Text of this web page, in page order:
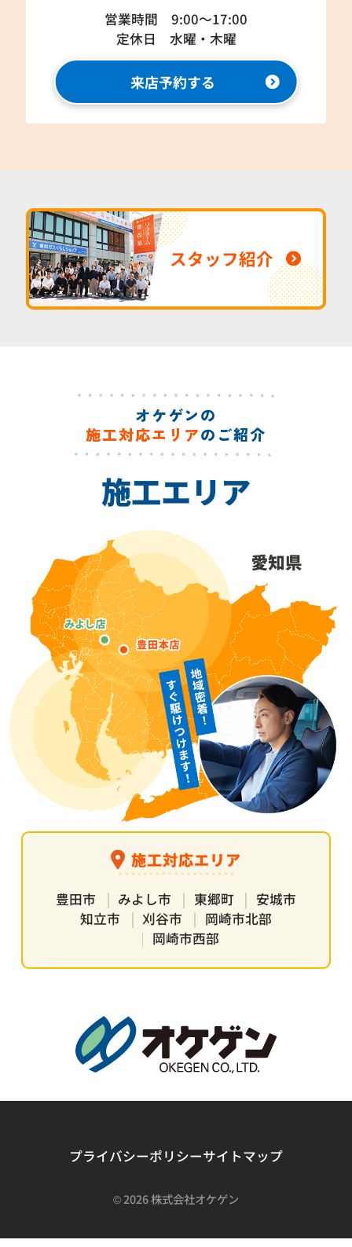
営業時間 9:00～17:00
定休日 水曜・木曜
来店予約する
スタッフ紹介
オケゲンの
施工対応エリアのご紹介
施工エリア
施工対応エリア
豊田市 みよし市 東郷町
安城市
知立市
刈谷市
岡崎市北部
岡崎市西部
プライバシーポリシーサイトマップ
©2026 株式会社オケゲン